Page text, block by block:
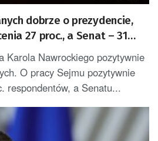
dobrze o prezydencie,
27 proc., a Senat – 31
Karola Nawrockiego pozytywnie
O pracy Sejmu pozytywnie
respondentów, a Senatu...